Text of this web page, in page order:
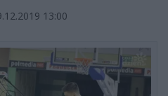
13:00